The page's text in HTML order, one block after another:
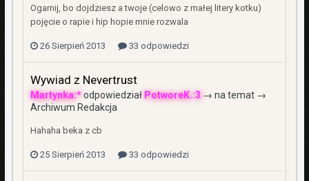
Ogarnij, bo dojdziesz a twoje (celowo z małej litery kotku)
pojęcie o rapie i hip hopie mnie rozwala
26 Sierpień 2013 33 odpowiedzi
Wywiad z Nevertrust
Martynka:*odpowiedział PotworeK.:3 → na temat →
Archiwum Redakcja
Hahaha beka z cb
25 Sierpień 2013 33 odpowiedzi